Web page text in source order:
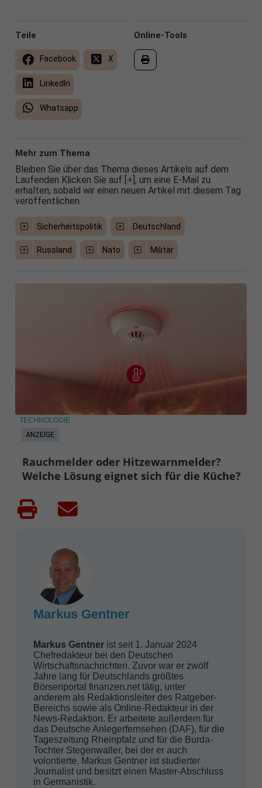
Online-Tools
Teile
Facebook X
LinkedIn
Whatsapp
Mehr zum Thema
Bleiben Sie über das Thema dieses Artikels auf dem
Laufenden Klicken Sie auf [+], um eine E-Mail zu
erhalten, sobald wir einen neuen Artikel mit diesem Tag
veröffentlichen
Sicherheitspolitik Deutschland
Russland Nato Militär
ANZEIGE
TECHNOLOGIE
Rauchmelder oder Hitzewarnmelder?
Welche Lösung eignet sich für die Küche?
Markus Gentner
Markus Gentnerist seit 1. Januar 2024
Chefredakteur bei den Deutschen
Wirtschaftsnachrichten. Zuvor war er zwölf
Jahre lang für Deutschlands größtes
Börsenportal finanzen.net tätig, unter
anderem als Redaktionsleiter des Ratgeber-
Bereichs sowie als Online-Redakteur in der
News-Redaktion. Er arbeitete außerdem für
das Deutsche Anlegerfernsehen (DAF), für die
Tageszeitung Rheinpfalz und für die Burda-
Tochter Stegenwaller, bei der er auch
volontierte. Markus Gentner ist studierter
Journalist und besitzt einen Master-Abschluss
in Germanistik.